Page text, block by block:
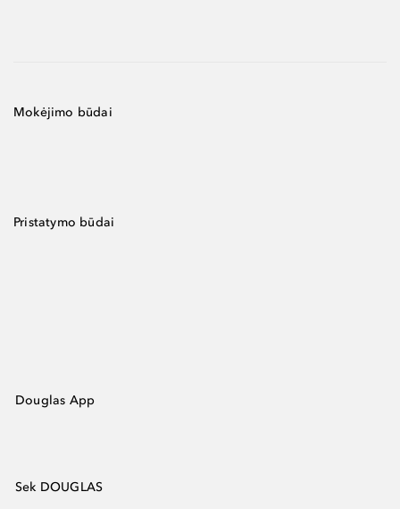
Mokėjimo būdai
Pristatymo būdai
Douglas App
Sek DOUGLAS